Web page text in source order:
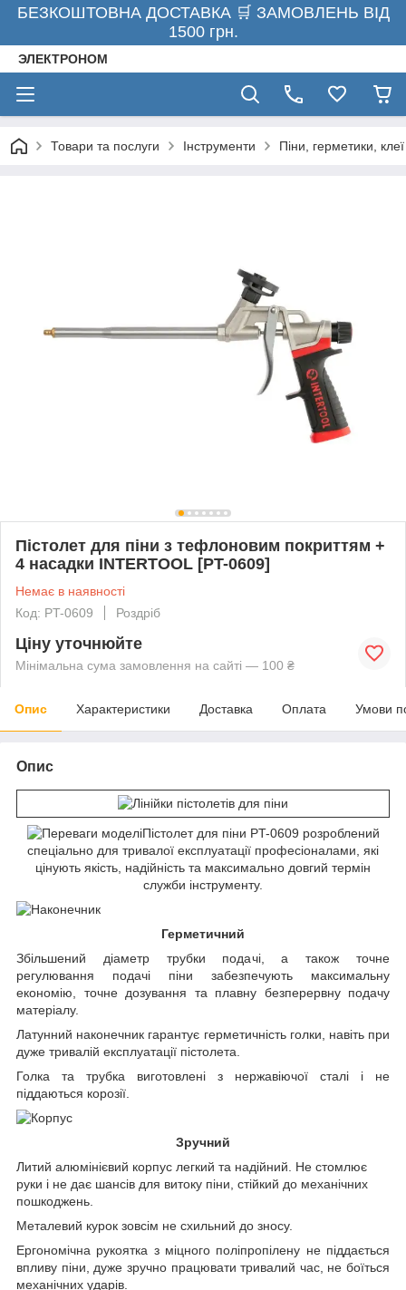
БЕЗКОШТОВНА ДОСТАВКА 🛒 ЗАМОВЛЕНЬ ВІД
1500 грн.
ЭЛЕКТРОНОМ
Товари та послуги Інструменти Піни, герметики, клеї
Пістолет для піни з тефлоновим покриттям +
4 насадки INTERTOOL [PT-0609]
Немає в наявності
Код: PT-0609
Роздріб
Ціну уточнюйте
Мінімальна сума замовлення на сайті — 100 ₴
Опис Характеристики Доставка Оплата Умови
Опис
Пістолет для піни PT-0609 розроблений
спеціально для тривалої експлуатації професіоналами, які
цінують якість, надійність та максимально довгий термін
служби інструменту.
Герметичний
Збільшений діаметр трубки подачі, а також точне
регулювання подачі піни забезпечують максимальну
економію, точне дозування та плавну безперервну подачу
матеріалу.
Латунний наконечник гарантує герметичність голки, навіть при
дуже тривалій експлуатації пістолета.
Голка та трубка виготовлені з нержавіючої сталі і не
піддаються корозії.
Зручний
Литий алюмінієвий корпус легкий та надійний. Не стомлює
руки і не дає шансів для витоку піни, стійкий до механічних
пошкоджень.
Металевий курок зовсім не схильний до зносу.
Ергономічна рукоятка з міцного поліпропілену не піддається
впливу піни, дуже зручно працювати тривалий час, не боїться
механічних ударів.